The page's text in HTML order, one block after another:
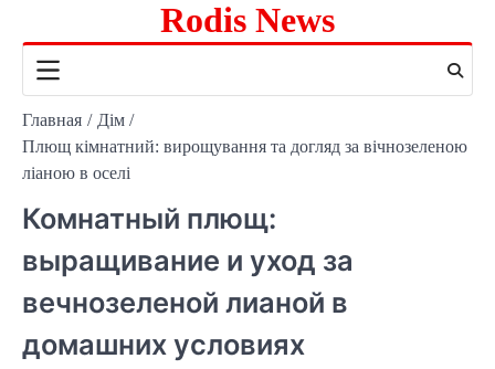
содержимому
Rodis News
Главная
Дім
Плющ кімнатний: вирощування та догляд за вічнозеленою
ліаною в оселі
Комнатный плющ:
выращивание и уход за
вечнозеленой лианой в
домашних условиях